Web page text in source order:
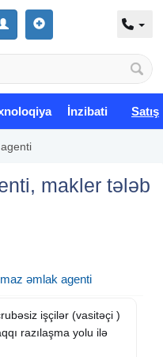
İnzibati Satış
makler tələb
əmlak agenti
işçilər (vasitəçi )
razılaşma yolu ilə